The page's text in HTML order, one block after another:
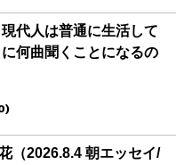
現代人は普通に生活して
何曲聞くことになるの
（2026.8.4 朝エッセイ/